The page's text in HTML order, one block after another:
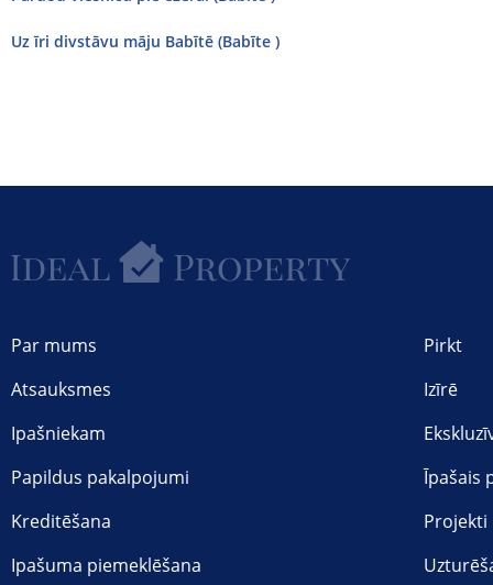
Uz īri divstāvu māju Babītē (Babīte )
Par mums
Atsauksmes
Ipašniekam
Papildus pakalpojumi
Kreditēšana
Ipašuma piemeklēšana
Pirkt
Izīrē
Īpašais
Projekti